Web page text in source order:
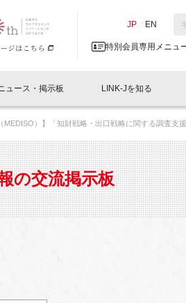
JP EN
特別会員専用メニュ
閉じる
イベントレポート一覧
LINK-J主催・共催
LINK-J協賛・協力
？
ビュー 会報
日本
ュース・掲示板
人と情報の交流掲示板一覧
会員プレスリリース
募集
LINK-Jを知る
事業
GTB
入会
施設
MEDISO）】「知財戦略・出口戦略に関する調査支
の交流掲示板